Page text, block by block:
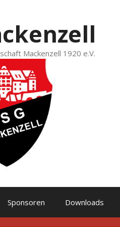
Mackenzell 1920 e.V.
Sponsoren Downloads